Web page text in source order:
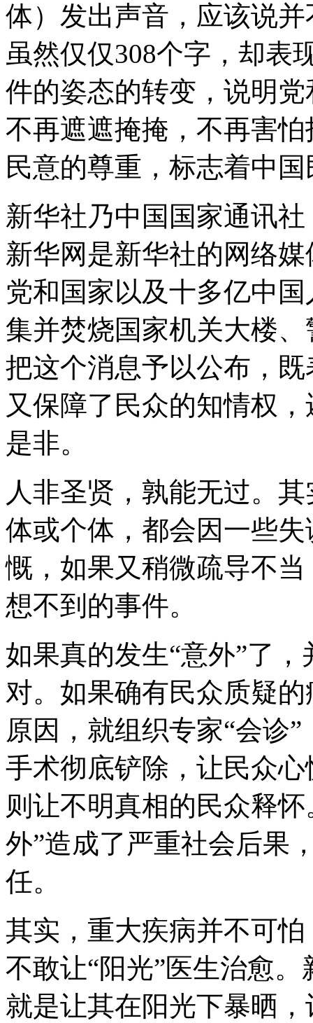
体）发出声音，应该说
虽然仅仅308个字，却表
件的姿态的转变，说明
不再遮遮掩掩，不再害
民意的尊重，标志着中
新华社乃中国国家通讯
新华网是新华社的网络
党和国家以及十多亿中
集并焚烧国家机关大楼
把这个消息予以公布，
又保障了民众的知情权
是非。
人非圣贤，孰能无过。
体或个体，都会因一些
慨，如果又稍微疏导不
想不到的事件。
如果真的发生“意外”了
对。如果确有民众质疑
原因，就组织专家“会诊
手术彻底铲除，让民众
则让不明真相的民众释
外”造成了严重社会后果
任。
其实，重大疾病并不可
不敢让“阳光”医生治愈
就是让其在阳光下暴晒